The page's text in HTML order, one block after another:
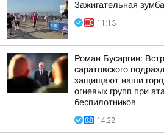
Зажигательная
11:13
Роман Бусаргин:
саратовского
защищают наши
огневых групп при
беспилотников
14:22